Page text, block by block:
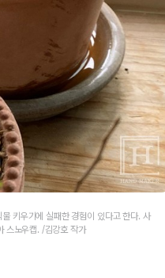
키우기에 실패한 경험이 있다고 한다. 사
스노우캡. /김강호 작가